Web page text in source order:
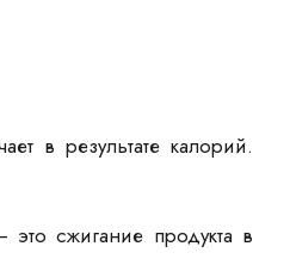
в результате калорий.
сжигание продукта в